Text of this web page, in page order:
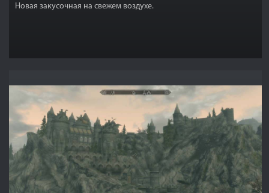
Новая закусочная на свежем воздухе.